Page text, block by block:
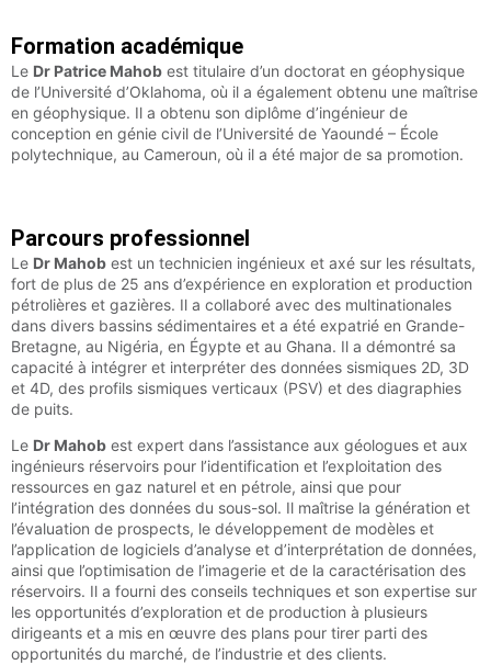
Formation académique
Le Dr Patrice Mahob est titulaire d’un doctorat en géophysique
de l’Université d’Oklahoma, où il a également obtenu une maîtrise
en géophysique. Il a obtenu son diplôme d’ingénieur de
conception en génie civil de l’Université de Yaoundé – École
polytechnique, au Cameroun, où il a été major de sa promotion.
Parcours professionnel
Le Dr Mahob est un technicien ingénieux et axé sur les résultats,
fort de plus de 25 ans d’expérience en exploration et production
pétrolières et gazières. Il a collaboré avec des multinationales
dans divers bassins sédimentaires et a été expatrié en Grande-
Bretagne, au Nigéria, en Égypte et au Ghana. Il a démontré sa
capacité à intégrer et interpréter des données sismiques 2D, 3D
et 4D, des profils sismiques verticaux (PSV) et des diagraphies
de puits.
Le Dr Mahob est expert dans l’assistance aux géologues et aux
ingénieurs réservoirs pour l’identification et l’exploitation des
ressources en gaz naturel et en pétrole, ainsi que pour
l’intégration des données du sous-sol. Il maîtrise la génération et
l’évaluation de prospects, le développement de modèles et
l’application de logiciels d’analyse et d’interprétation de données,
ainsi que l’optimisation de l’imagerie et de la caractérisation des
réservoirs. Il a fourni des conseils techniques et son expertise sur
les opportunités d’exploration et de production à plusieurs
dirigeants et a mis en œuvre des plans pour tirer parti des
opportunités du marché, de l’industrie et des clients.